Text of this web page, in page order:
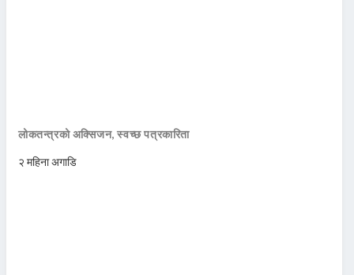
लोकतन्त्रको अक्सिजन, स्वच्छ पत्रकारिता
२ महिना अगाडि